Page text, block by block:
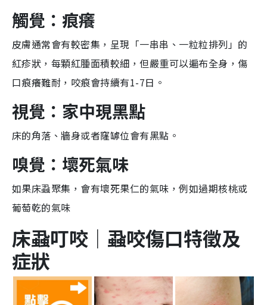
觸覺：痕癢
皮膚通常會有較密集，呈現「一串串、一粒粒排列」的
紅疹狀，每顆紅腫面積較細，但嚴重可以遍布全身 ，傷
口痕癢難耐，咬痕會持續有1-7日。
視覺：家中現黑點
床的角落、牆身或者窿罅位會有黑點。
嗅覺：壞死氣味
如果床蝨聚集，會有壞死果仁的氣味，例如過期核桃或
葡萄乾的氣味
床蝨叮咬｜蝨咬傷口特徵及
症狀